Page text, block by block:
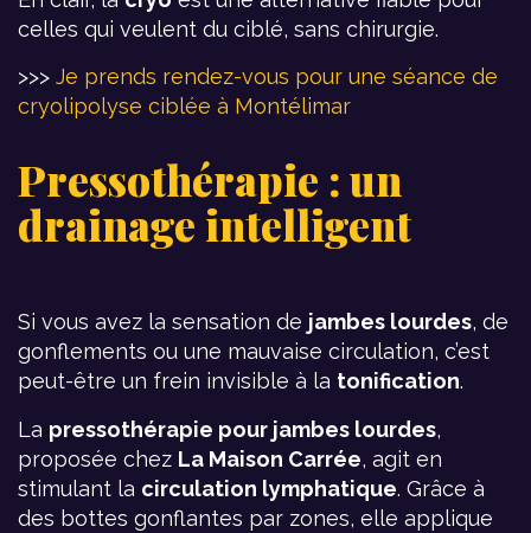
celles qui veulent du ciblé, sans chirurgie.
>>> Je prends rendez-vous pour une séance de
cryolipolyse ciblée à Montélimar
Pressothérapie : un
drainage intelligent
Si vous avez la sensation de jambes lourdes, de
gonflements ou une mauvaise circulation, c’est
peut-être un frein invisible à la tonification.
La pressothérapie pour jambes lourdes,
proposée chez La Maison Carrée, agit en
stimulant la circulation lymphatique. Grâce à
des bottes gonflantes par zones, elle applique